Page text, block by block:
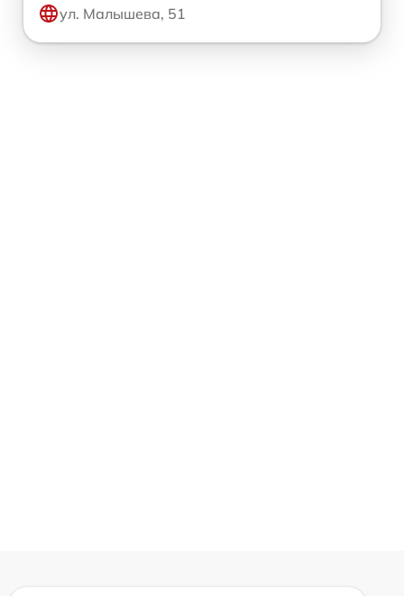
ул. Малышева, 51